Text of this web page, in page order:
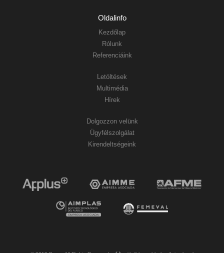
Oldalinfo
Kezdőlap
Rólunk
Referenciáink
Letöltések
Multimédia
Hírek
Dolgozzon velünk
Ügyfélszolgálat
Kirendeltségeink